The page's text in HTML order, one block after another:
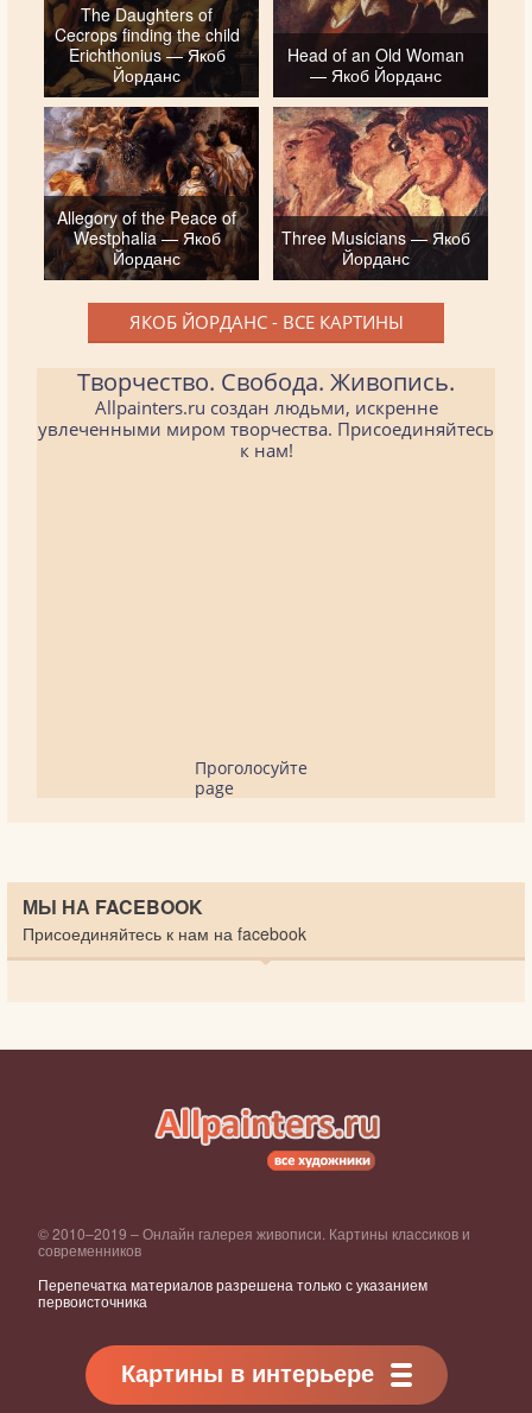
The Daughters of
Cecrops finding the child
Erichthonius — Якоб
Йорданс
Head of an Old Woman
— Якоб Йорданс
Allegory of the Peace of
Westphalia — Якоб
Йорданс
Three Musicians — Якоб
Йорданс
ЯКОБ ЙОРДАНС - ВСЕ КАРТИНЫ
Творчество. Свобода. Живопись.
Allpainters.ru создан людьми, искренне
увлеченными миром творчества. Присоединяйтесь
к нам!
Проголосуйте
page
МЫ НА FACEBOOK
Присоединяйтесь к нам на facebook
© 2010–2019 – Онлайн галерея живописи. Картины классиков и
современников
Перепечатка материалов разрешена только с указанием
первоисточника
Картины в интерьере